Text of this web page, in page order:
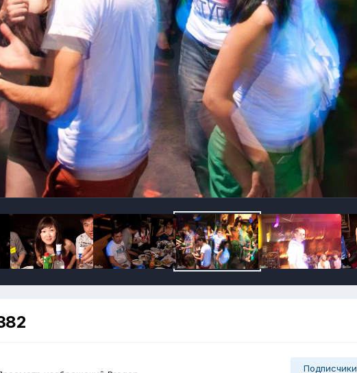
Подписчики